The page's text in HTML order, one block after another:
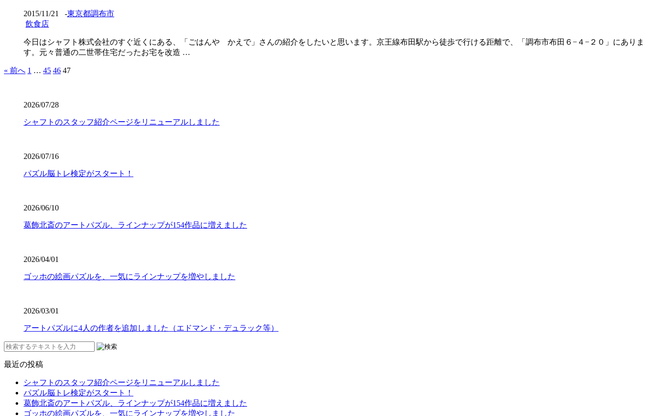
2015/11/21 -東京都調布市
飲食店
今日はシャフト株式会社のすぐ近くにある、「ごはんや かえで」さんの紹介をしたいと思います。京王線布田駅から徒歩で行ける距離で、「調布市布田６−４−２０」にありま
す。元々普通の二世帯住宅だったお宅を改造 …
« 前へ 1 … 45 46 47
2026/07/28
シャフトのスタッフ紹介ページをリニューアルしました
2026/07/16
パズル脳トレ検定がスタート！
2026/06/10
葛飾北斎のアートパズル、ラインナップが154作品に増えました
2026/04/01
ゴッホの絵画パズルを、一気にラインナップを増やしました
2026/03/01
アートパズルに4人の作者を追加しました（エドマンド・デュラック等）
最近の投稿
シャフトのスタッフ紹介ページをリニューアルしました
パズル脳トレ検定がスタート！
葛飾北斎のアートパズル、ラインナップが154作品に増えました
ゴッホの絵画パズルを、一気にラインナップを増やしました